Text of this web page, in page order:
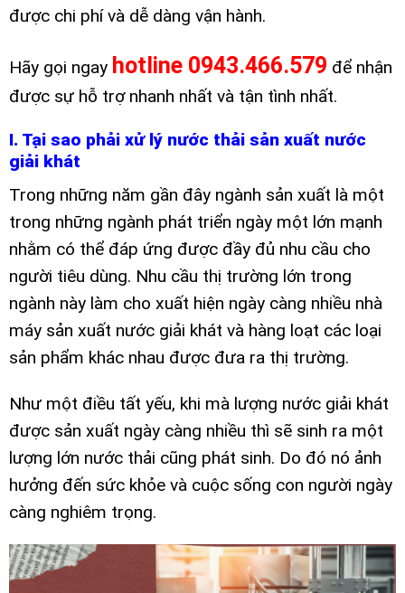
được chi phí và dễ dàng vận hành.
Hãy gọi ngay hotline 0943.466.579 để nhận
được sự hỗ trợ nhanh nhất và tận tình nhất.
I. Tại sao phải xử lý nước thải sản xuất nước
giải khát
Trong những năm gần đây ngành sản xuất là một
trong những ngành phát triển ngày một lớn mạnh
nhằm có thể đáp ứng được đầy đủ nhu cầu cho
người tiêu dùng. Nhu cầu thị trường lớn trong
ngành này làm cho xuất hiện ngày càng nhiều nhà
máy sản xuất nước giải khát và hàng loạt các loại
sản phẩm khác nhau được đưa ra thị trường.
Như một điều tất yếu, khi mà lượng nước giải khát
được sản xuất ngày càng nhiều thì sẽ sinh ra một
lượng lớn nước thải cũng phát sinh. Do đó nó ảnh
hưởng đến sức khỏe và cuộc sống con người ngày
càng nghiêm trọng.